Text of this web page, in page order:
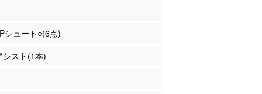
シュート○(6点)
スト(1本)